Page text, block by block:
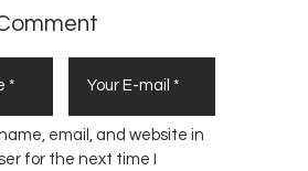
email, and website in
for the next time I